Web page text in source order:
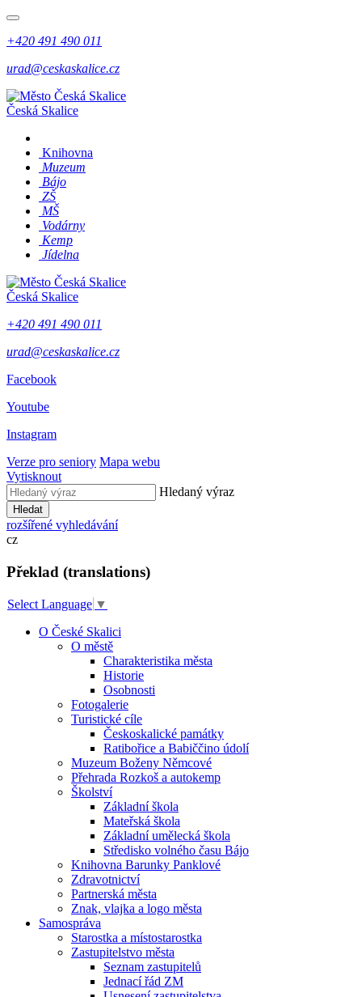
+420 491 490 011
urad@ceskaskalice.cz
Česká Skalice
Knihovna
Muzeum
Bájo
ZŠ
MŠ
Vodárny
Kemp
Jídelna
Česká Skalice
+420 491 490 011
urad@ceskaskalice.cz
Facebook
Youtube
Instagram
Verze pro seniory Mapa webu
Vytisknout
Hledaný výraz
Hledat
rozšířené vyhledávání
cz
Překlad (translations)
Select Language ▼
O České Skalici
O městě
Charakteristika města
Historie
Osobnosti
Fotogalerie
Turistické cíle
Českoskalické památky
Ratibořice a Babiččino údolí
Muzeum Boženy Němcové
Přehrada Rozkoš a autokemp
Školství
Základní škola
Mateřská škola
Základní umělecká škola
Středisko volného času Bájo
Knihovna Barunky Panklové
Zdravotnictví
Partnerská města
Znak, vlajka a logo města
Samospráva
Starostka a místostarostka
Zastupitelstvo města
Seznam zastupitelů
Jednací řád ZM